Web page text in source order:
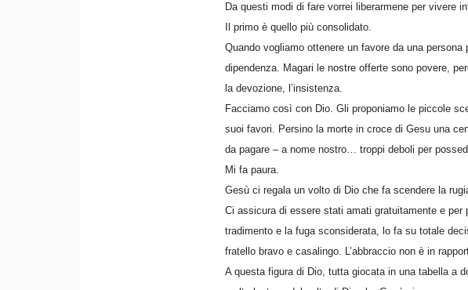
Da questi modi di fare vorrei liberarmene per vivere
Il primo è quello più consolidato.
Quando vogliamo ottenere un favore da una
dipendenza. Magari le nostre offerte sono povere,
la devozione, l’insistenza.
Facciamo così con Dio. Gli proponiamo le piccole
suoi favori. Persino la morte in croce di Gesu una
da pagare – a nome nostro… troppi deboli per
Mi fa paura.
Gesù ci regala un volto di Dio che fa scendere la
Ci assicura di essere stati amati gratuitamente e
tradimento e la fuga sconsiderata, lo fa su totale
fratello bravo e casalingo. L’abbraccio non è in
A questa figura di Dio, tutta giocata in una tabella a